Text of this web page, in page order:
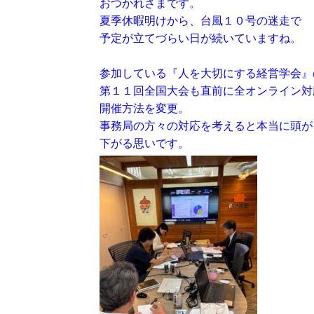
おつかれさまです。
夏季休暇明けから、台風１０号の迷走で
予定が立てづらい日が続いていますね。
参加している『人を大切にする経営学会
第１１回全国大会も直前に全オンライン
開催方法を変更。
事務局の方々の対応を考えると本当に頭が
下がる思いです。